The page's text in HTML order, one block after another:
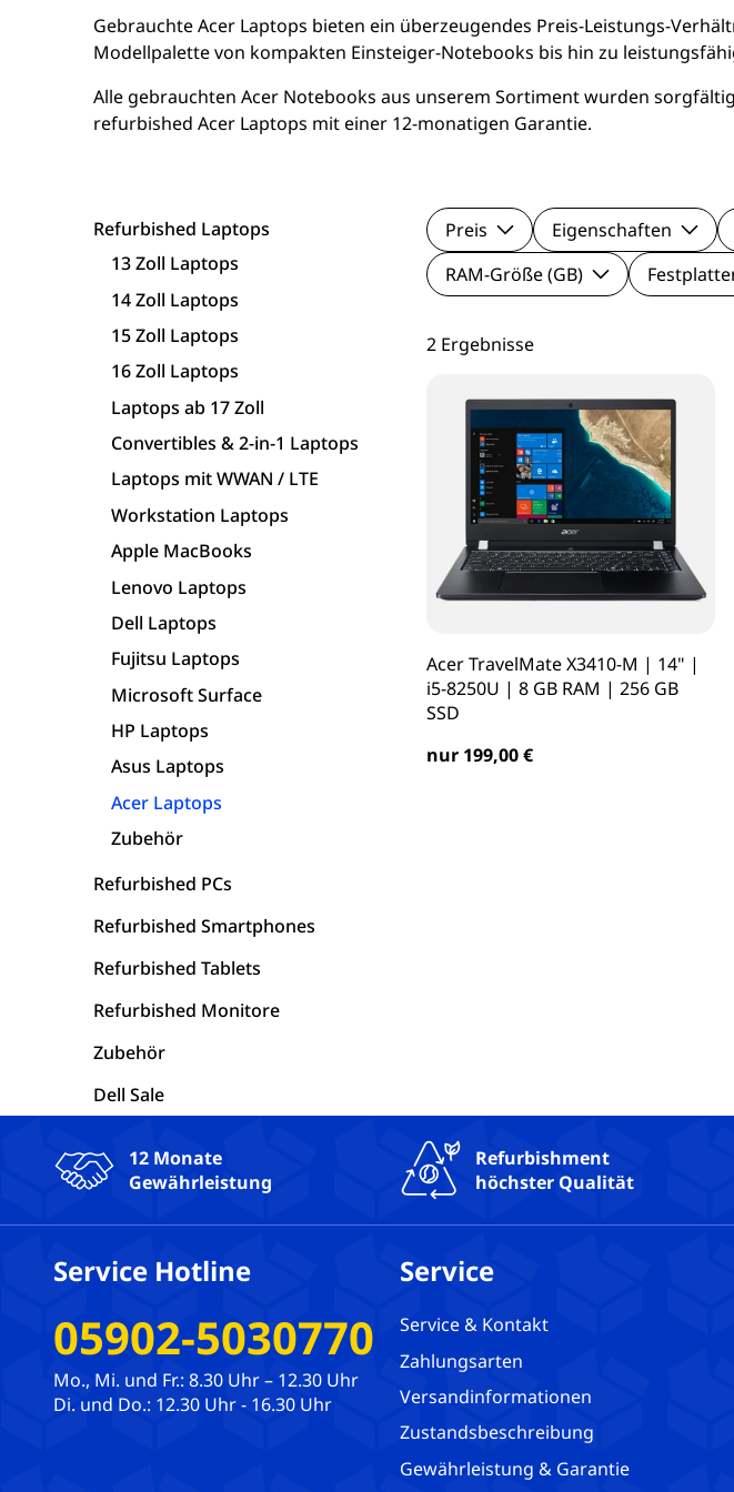
16 Zoll Laptops
Laptops ab 17 Zoll
Laptops mit WWAN / LTE
Workstation Laptops
Lenovo Laptops
Fujitsu Laptops
Microsoft Surface
HP Laptops
Acer Laptops
Zubehör
Dell PCs
Fujitsu PCs
Xiaomi Smartphones
Gebrauchte Acer Laptops bieten ein überzeugendes Preis-Leistungs-
Modellpalette von kompakten Einsteiger-Notebooks bis hin zu
Alle gebrauchten Acer Notebooks aus unserem Sortiment wurden
refurbished Acer Laptops mit einer 12-monatigen Garantie.
Refurbished Laptops
13 Zoll Laptops
14 Zoll Laptops
15 Zoll Laptops
16 Zoll Laptops
Laptops ab 17 Zoll
Convertibles & 2-in-1 Laptops
Laptops mit WWAN / LTE
Workstation Laptops
Apple MacBooks
Lenovo Laptops
Dell Laptops
Fujitsu Laptops
Microsoft Surface
HP Laptops
Asus Laptops
Acer Laptops
Zubehör
Refurbished PCs
Refurbished Smartphones
Refurbished Tablets
Refurbished Monitore
Zubehör
Dell Sale
Preis Eigenschaften
RAM-Größe (GB)
2 Ergebnisse
Acer TravelMate X3410-M | 14" |
i5-8250U | 8 GB RAM | 256 GB
SSD
nur 199,00 €
12 Monate
Gewährleistung
Refurbishment
höchster Qualität
Service Hotline
05902-5030770
Mo., Mi. und Fr.: 8.30 Uhr – 12.30 Uhr
Di. und Do.: 12.30 Uhr - 16.30 Uhr
Service
Service & Kontakt
Zahlungsarten
Versandinformationen
Zustandsbeschreibung
Gewährleistung & Garantie